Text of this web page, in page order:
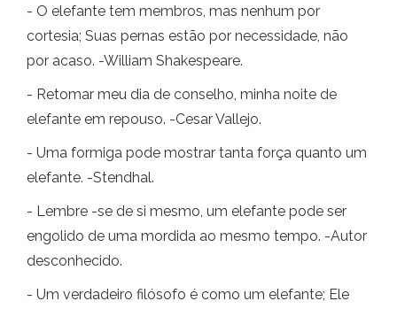
- O elefante tem membros, mas nenhum por
cortesia; Suas pernas estão por necessidade, não
por acaso. -William Shakespeare.
- Retomar meu dia de conselho, minha noite de
elefante em repouso. -Cesar Vallejo.
- Uma formiga pode mostrar tanta força quanto um
elefante. -Stendhal.
- Lembre -se de si mesmo, um elefante pode ser
engolido de uma mordida ao mesmo tempo. -Autor
desconhecido.
- Um verdadeiro filósofo é como um elefante; Ele